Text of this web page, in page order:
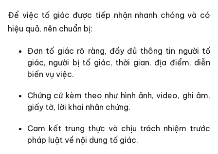
Để việc tố giác được tiếp nhận nhanh chóng và có
hiệu quả, nên chuẩn bị:
Đơn tố giác rõ ràng, đầy đủ thông tin người tố
giác, người bị tố giác, thời gian, địa điểm, diễn
biến vụ việc.
Chứng cứ kèm theo như hình ảnh, video, ghi âm,
giấy tờ, lời khai nhân chứng.
Cam kết trung thực và chịu trách nhiệm trước
pháp luật về nội dung tố giác.